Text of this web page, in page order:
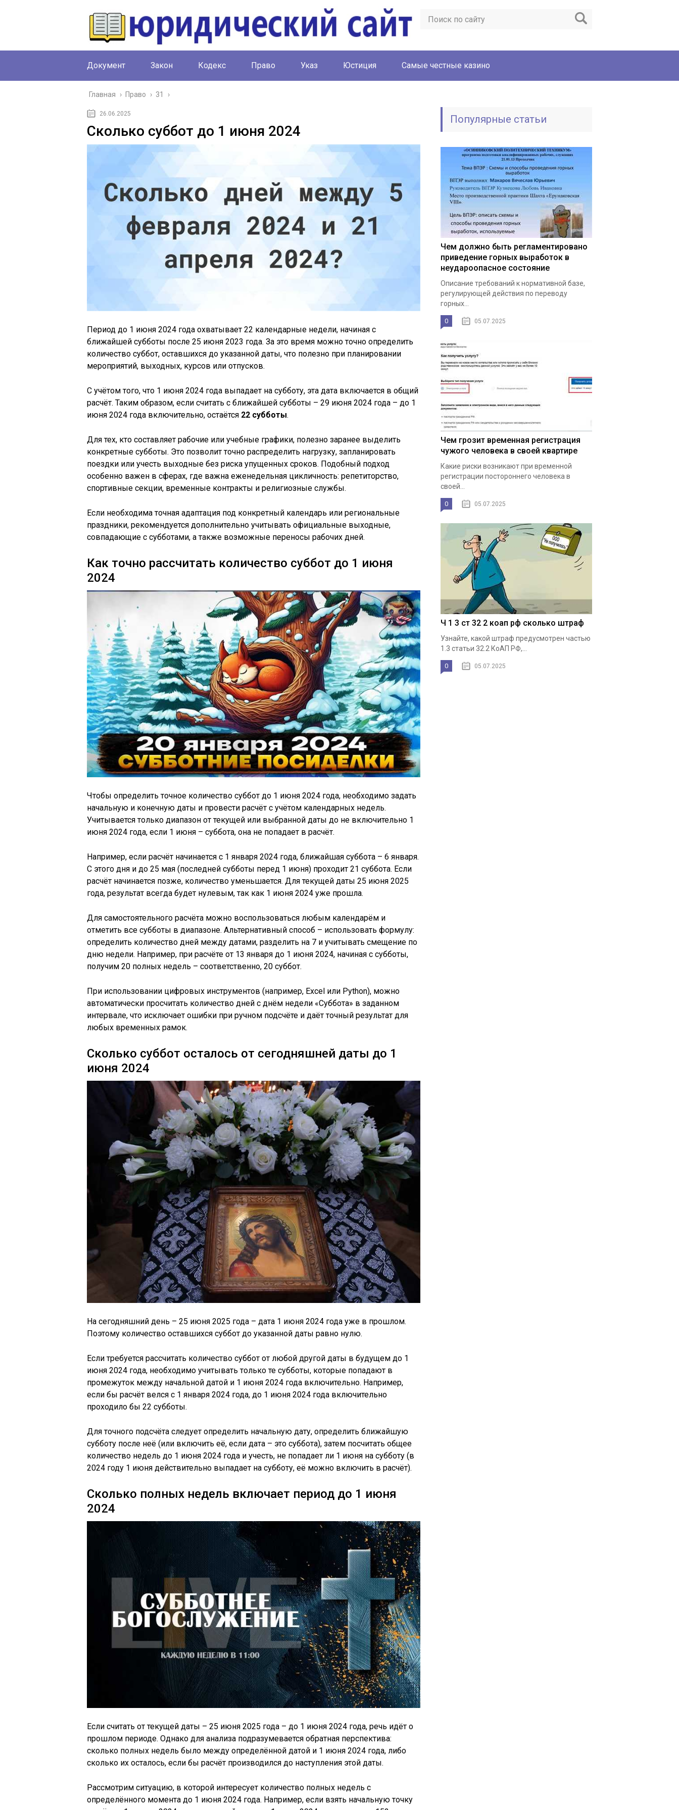
Документ Закон Кодекс Право Указ Юстиция Cамые честные казино
Главная › Право › 31 ›
26.06.2025
Сколько суббот до 1 июня 2024
Период до 1 июня 2024 года охватывает 22 календарные недели, начиная с
ближайшей субботы после 25 июня 2023 года. За это время можно точно определить
количество суббот, оставшихся до указанной даты, что полезно при планировании
мероприятий, выходных, курсов или отпусков.
С учётом того, что 1 июня 2024 года выпадает на субботу, эта дата включается в общий
расчёт. Таким образом, если считать с ближайшей субботы – 29 июня 2024 года – до 1
июня 2024 года включительно, остаётся 22 субботы.
Для тех, кто составляет рабочие или учебные графики, полезно заранее выделить
конкретные субботы. Это позволит точно распределить нагрузку, запланировать
поездки или учесть выходные без риска упущенных сроков. Подобный подход
особенно важен в сферах, где важна еженедельная цикличность: репетиторство,
спортивные секции, временные контракты и религиозные службы.
Если необходима точная адаптация под конкретный календарь или региональные
праздники, рекомендуется дополнительно учитывать официальные выходные,
совпадающие с субботами, а также возможные переносы рабочих дней.
Как точно рассчитать количество суббот до 1 июня
2024
Чтобы определить точное количество суббот до 1 июня 2024 года, необходимо задать
начальную и конечную даты и провести расчёт с учётом календарных недель.
Учитывается только диапазон от текущей или выбранной даты до не включительно 1
июня 2024 года, если 1 июня – суббота, она не попадает в расчёт.
Например, если расчёт начинается с 1 января 2024 года, ближайшая суббота – 6 января.
С этого дня и до 25 мая (последней субботы перед 1 июня) проходит 21 суббота. Если
расчёт начинается позже, количество уменьшается. Для текущей даты 25 июня 2025
года, результат всегда будет нулевым, так как 1 июня 2024 уже прошла.
Для самостоятельного расчёта можно воспользоваться любым календарём и
отметить все субботы в диапазоне. Альтернативный способ – использовать формулу:
определить количество дней между датами, разделить на 7 и учитывать смещение по
дню недели. Например, при расчёте от 13 января до 1 июня 2024, начиная с субботы,
получим 20 полных недель – соответственно, 20 суббот.
При использовании цифровых инструментов (например, Excel или Python), можно
автоматически просчитать количество дней с днём недели «Суббота» в заданном
интервале, что исключает ошибки при ручном подсчёте и даёт точный результат для
любых временных рамок.
Сколько суббот осталось от сегодняшней даты до 1
июня 2024
На сегодняшний день – 25 июня 2025 года – дата 1 июня 2024 года уже в прошлом.
Поэтому количество оставшихся суббот до указанной даты равно нулю.
Если требуется рассчитать количество суббот от любой другой даты в будущем до 1
июня 2024 года, необходимо учитывать только те субботы, которые попадают в
промежуток между начальной датой и 1 июня 2024 года включительно. Например,
если бы расчёт велся с 1 января 2024 года, до 1 июня 2024 года включительно
проходило бы 22 субботы.
Для точного подсчёта следует определить начальную дату, определить ближайшую
субботу после неё (или включить её, если дата – это суббота), затем посчитать общее
количество недель до 1 июня 2024 года и учесть, не попадает ли 1 июня на субботу (в
2024 году 1 июня действительно выпадает на субботу, её можно включить в расчёт).
Сколько полных недель включает период до 1 июня
2024
Если считать от текущей даты – 25 июня 2025 года – до 1 июня 2024 года, речь идёт о
прошлом периоде. Однако для анализа подразумевается обратная перспектива:
сколько полных недель было между определённой датой и 1 июня 2024 года, либо
сколько их осталось, если бы расчёт производился до наступления этой даты.
Рассмотрим ситуацию, в которой интересует количество полных недель с
определённого момента до 1 июня 2024 года. Например, если взять начальную точку
Популярные статьи
Чем должно быть регламентировано
приведение горных выработок в
неудароопасное состояние
Описание требований к нормативной базе,
регулирующей действия по переводу
горных...
0 05.07.2025
Чем грозит временная регистрация
чужого человека в своей квартире
Какие риски возникают при временной
регистрации постороннего человека в
своей...
0 05.07.2025
Ч 1 3 ст 32 2 коап рф сколько штраф
Узнайте, какой штраф предусмотрен частью
1.3 статьи 32.2 КоАП РФ,...
0 05.07.2025